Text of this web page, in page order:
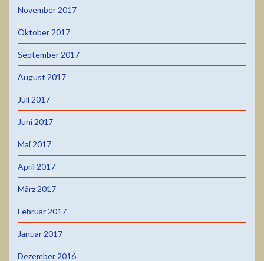
November 2017
Oktober 2017
September 2017
August 2017
Juli 2017
Juni 2017
Mai 2017
April 2017
März 2017
Februar 2017
Januar 2017
Dezember 2016